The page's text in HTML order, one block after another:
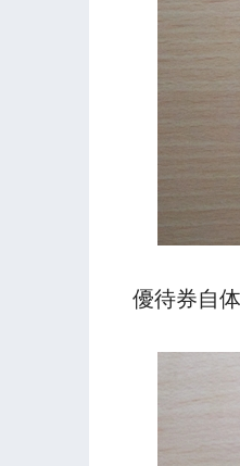
優待券自